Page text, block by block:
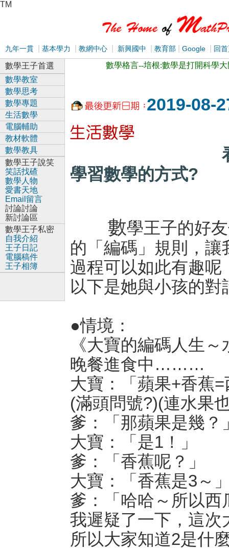
TM
九年一貫 基本學力 教網中心 新興國中 教育部 Google 回
數學格言--培根:數學是打開科學
2019-08-
看國外影片
學習數學的方式?
數學王子的好
的「編碼」規則，
過程可以如此有趣呢
以下是她與小孩的
●情境：
《大寶的編碼人生
晚餐進食中………
大寶：「蘋果+香蕉
(滿頭問號?)(連水果
爹：「那蘋果是幾？
大寶：「是1！」
爹：「香蕉呢？」
大寶：「香蕉是3～
爹：「哈哈～所以西
我遲疑了一下，這次
所以大家知道2是什
數學王子首選
數學教室
數學思考
數學專題
生活數學
電腦輔助
教材軟體
數學教具
數學王子說笑
笑話找碴
數學人物
愛書天地
Email留言
討論討論
新討論區
數學王子私密
自我介紹
王子日記
電腦稿件
王子相簿